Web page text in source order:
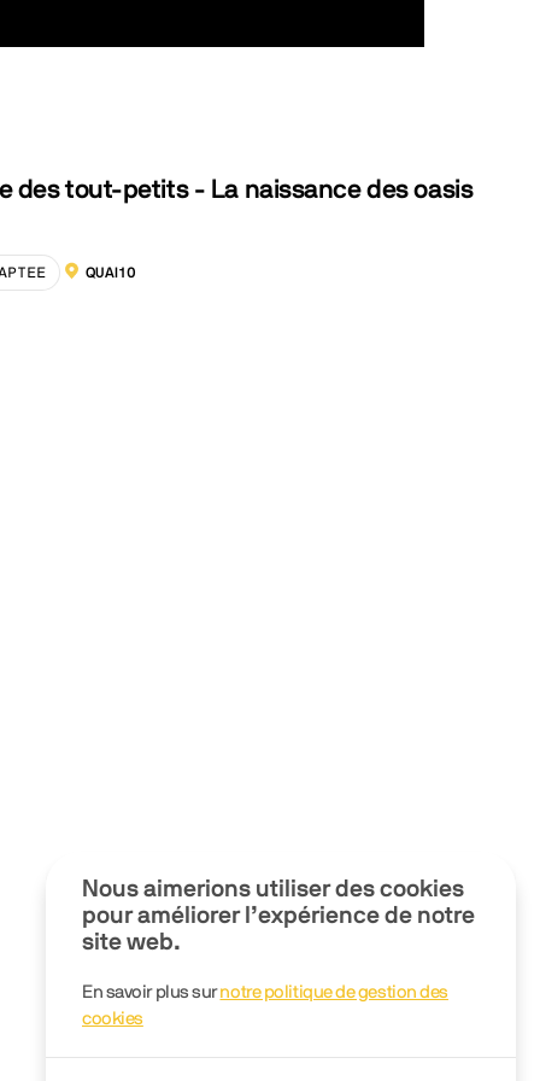
des tout-petits - La naissance des oasis
LOCALISATION :
QUAI10
Nous aimerions utiliser des cookies
pour améliorer l’expérience de notre
site web.
En savoir plus surnotre politique de gestion des
cookies